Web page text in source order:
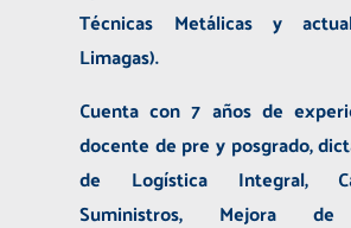
Técnicas Metálicas y
Limagas).
Cuenta con 7 años de
docente de pre y posgrado,
de Logística Integral,
Suministros, Mejora de